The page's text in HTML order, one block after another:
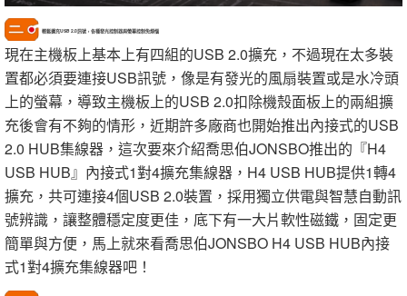
輕鬆擴充USB 2.0訊號，各種發光控制器與螢幕控制免煩惱
現在主機板上基本上有四組的USB 2.0擴充，不過現在太多裝
置都必須要連接USB訊號，像是有發光的風扇裝置或是水冷頭
上的螢幕，導致主機板上的USB 2.0扣除機殼面板上的兩組擴
充後會有不夠的情形，近期許多廠商也開始推出內接式的USB
2.0 HUB集線器，這次要來介紹喬思伯JONSBO推出的『H4
USB HUB』內接式1對4擴充集線器，H4 USB HUB提供1轉4
擴充，共可連接4個USB 2.0裝置，採用獨立供電與智慧自動訊
號辨識，讓整體穩定度更佳，底下有一大片軟性磁鐵，固定更
簡單與方便，馬上就來看喬思伯JONSBO H4 USB HUB內接
式1對4擴充集線器吧！